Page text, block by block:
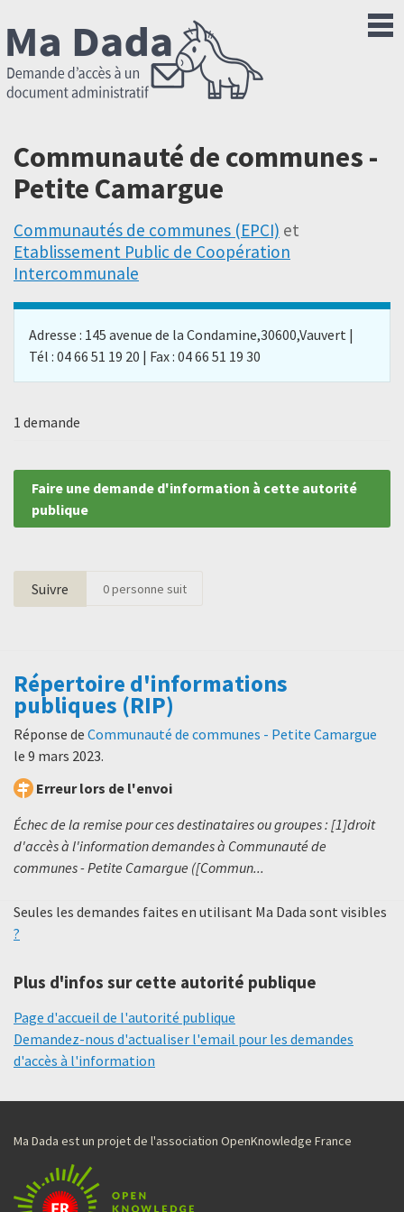
Communauté de communes -
Petite Camargue
Communautés de communes (EPCI) et
Etablissement Public de Coopération
Intercommunale
Adresse : 145 avenue de la Condamine,30600,Vauvert |
Tél : 04 66 51 19 20 | Fax : 04 66 51 19 30
1 demande
Faire une demande d'information à cette autorité
publique
Suivre 0personne suit
Répertoire d'informations
publiques (RIP)
Réponse de Communauté de communes - Petite Camargue
le 9 mars 2023.
Erreur lors de l'envoi
Échec de la remise pour ces destinataires ou groupes : [1]droit
d'accès à l'information demandes à Communauté de
communes - Petite Camargue ([Commun...
Seules les demandes faites en utilisant Ma Dada sont visibles
?
Plus d'infos sur cette autorité publique
Page d'accueil de l'autorité publique
Demandez-nous d'actualiser l'email pour les demandes
d'accès à l'information
Ma Dada est un projet de l'association OpenKnowledge France